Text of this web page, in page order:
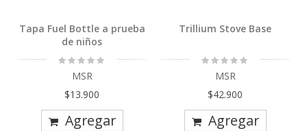
Tapa Fuel Bottle a prueba
de niños
Rating:
MSR
$13.900
Agregar
Trillium Stove Base
Rating:
MSR
$42.900
Agregar